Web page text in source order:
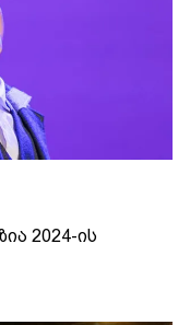
2024-ის